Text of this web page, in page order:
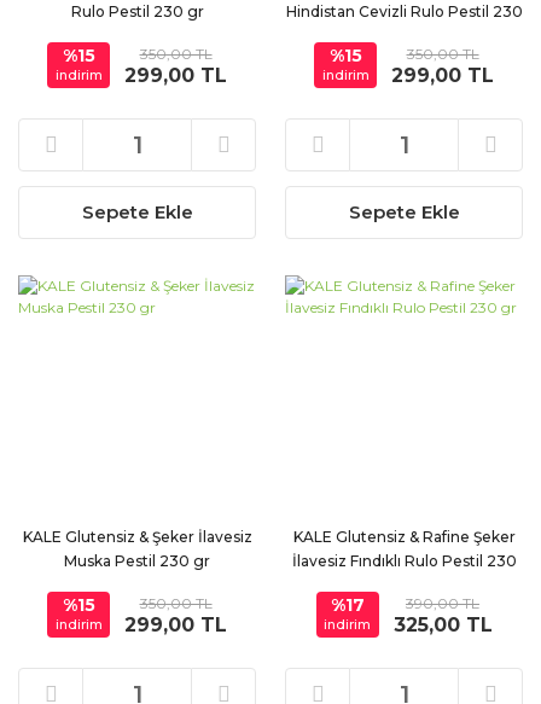
Rulo Pestil 230 gr
%15
indirim
350,00 TL
299,00 TL
Sepete Ekle
Hindistan Cevizli Rulo Pestil 230
%15
indirim
350,00 TL
299,00 TL
Sepete Ekle
KALE Glutensiz & Şeker İlavesiz
Muska Pestil 230 gr
%15
indirim
350,00 TL
299,00 TL
KALE Glutensiz & Rafine Şeker
İlavesiz Fındıklı Rulo Pestil 230
%17
indirim
390,00 TL
325,00 TL